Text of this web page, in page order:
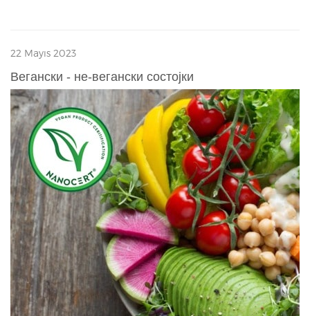
22 Mayıs 2023
Вегански - не-вегански состојки